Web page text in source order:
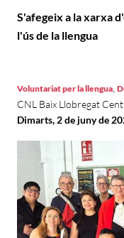
S'afegeix a la xarxa
l'ús de la llengua
Voluntariat per la llengua,
CNL Baix Llobregat
Dimarts, 2 de juny de